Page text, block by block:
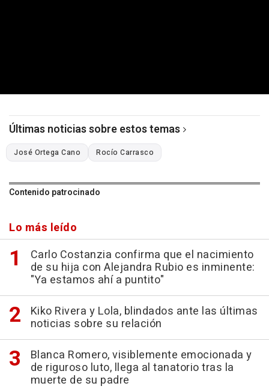
Últimas noticias sobre estos temas
José Ortega Cano Rocío Carrasco
Contenido patrocinado
Lo más leído
Carlo Costanzia confirma que el nacimiento
de su hija con Alejandra Rubio es inminente:
"Ya estamos ahí a puntito"
Kiko Rivera y Lola, blindados ante las últimas
noticias sobre su relación
Blanca Romero, visiblemente emocionada y
de riguroso luto, llega al tanatorio tras la
muerte de su padre